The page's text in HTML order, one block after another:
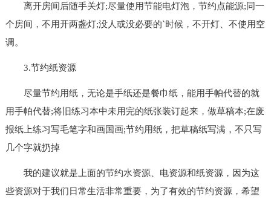
离开房间后随手关灯;尽量使用节能电灯泡，节约点能源;同一
个房间，不用开两盏灯;没人或没必要的`时候，不开灯、不使用空
调。
3.节约纸资源
尽量节约用纸，无论是手纸还是餐巾纸，能用手帕代替的就
用手帕代替;将旧练习本中未用完的纸张装订起来，做草稿本;在废
报纸上练习写毛笔字和画国画;节约用纸，把草稿纸写满，不只写
几个字就扔掉
我的建议就是上面的节约水资源、电资源和纸资源，因为这
些资源对于我们日常生活非常重要，为了有效的节约资源，希望